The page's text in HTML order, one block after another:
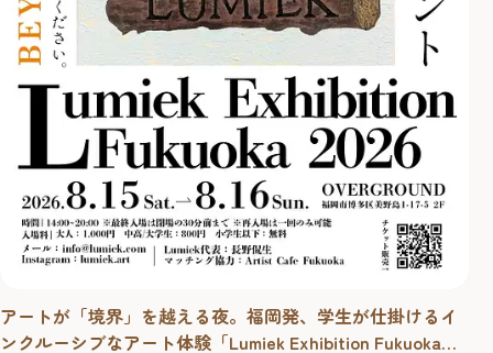
アートが「境界」を越える夜。福岡発、学生が仕掛けるイ
ンクルーシブなアート体験「Lumiek Exhibition Fukuoka